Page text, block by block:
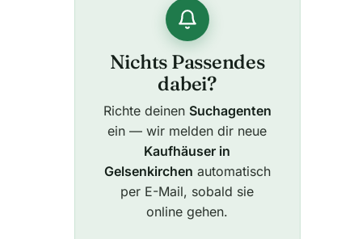
Nichts Passendes
dabei?
Richte deinen Suchagenten
ein — wir melden dir neue
Kaufhäuser in
Gelsenkirchen automatisch
per E-Mail, sobald sie
online gehen.